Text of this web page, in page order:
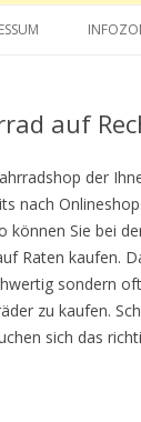
auf
der
nach
können Sie bei
Raten kaufen.
sondern
zu kaufen.
sich das